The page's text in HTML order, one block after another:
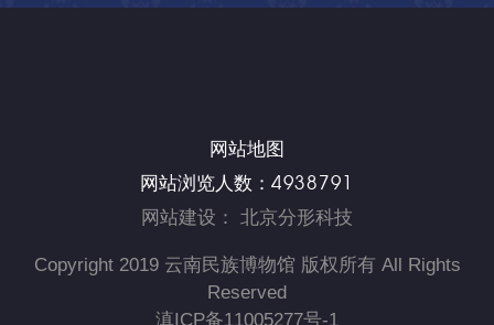
网站地图
网站浏览人数：4938791
网站建设 ： 北京分形科技
Copyright 2019 云南民族博物馆 版权所有 All Rights
Reserved
滇ICP备11005277号-1